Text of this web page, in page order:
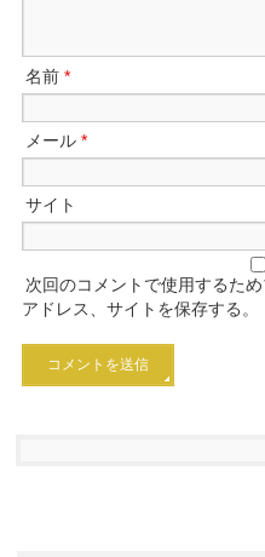
名前*
メール*
サイト
次回のコメントで使用するた
アドレス、サイトを保存する。